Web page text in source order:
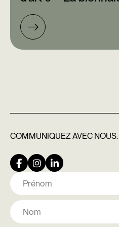
COMMUNIQUEZAVEC NOUS.
Nom
Prénom